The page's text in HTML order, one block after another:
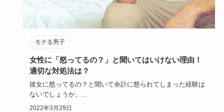
モテる男子
女性に「怒ってるの？」と聞いてはいけない理由！
適切な対処法は？
彼女に怒ってるの？と聞いて余計に怒られてしまった経験は
ないでしょうか。
彼女が何となく不機嫌な顔をしている…でも理由がわ…
2022年3月29日